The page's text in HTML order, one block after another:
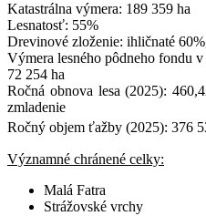
Katastrálna výmera: 189 359 ha
Lesnatosť: 55%
Drevinové zloženie: ihličnaté
Výmera lesného pôdneho fondu
72 254 ha
Ročná obnova lesa (2025):
zmladenie
Ročný objem ťažby (2025): 376
Významné chránené celky:
Malá Fatra
Strážovské vrchy